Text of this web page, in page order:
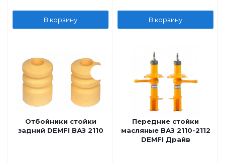
В корзину В корзину
Отбойники стойки
задний DEMFI ВАЗ 2110
Передние стойки
масляные ВАЗ 2110-2112
DEMFI Драйв